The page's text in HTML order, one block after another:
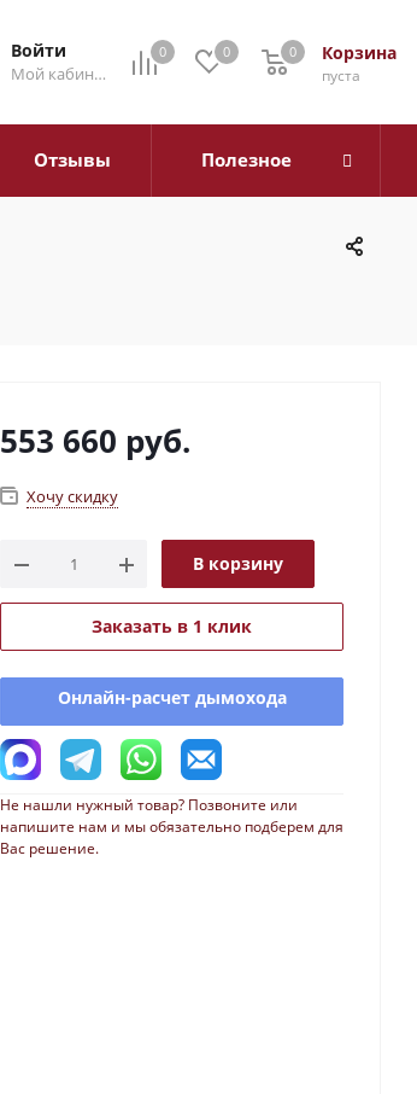
0 0 Корзина
0
пуста
0
Войти
Мой кабинет
Отзывы Полезное
553 660 руб.
Хочу скидку
В корзину
Заказать в 1 клик
Онлайн-расчет дымохода
Не нашли нужный товар? Позвоните или
напишите нам и мы обязательно подберем для
Вас решение.